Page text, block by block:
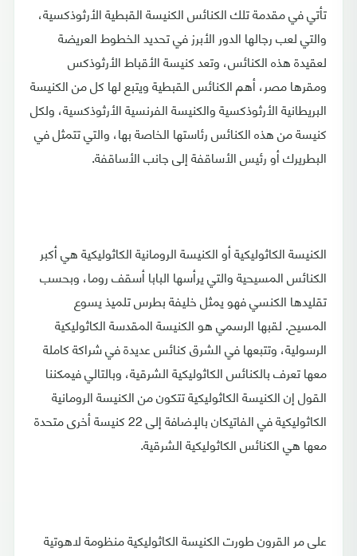
تأتي في مقدمة تلك الكنائس الكنيسة القبطية الأرثوذكسية،
والتي لعب رجالها الدور الأبرز في تحديد الخطوط العريضة
لعقيدة هذه الكنائس، وتعد كنيسة الأقباط الأرثوذكس
ومقرها مصر، أهم الكنائس القبطية ويتبع لها كل من الكنيسة
البريطانية الأرثوذكسية والكنيسة الفرنسية الأرثوذكسية، ولكل
كنيسة من هذه الكنائس رئاستها الخاصة بها، والتي تتمثل في
البطريرك أو رئيس الأساقفة إلى جانب الأساقفة.
الكنيسة الكاثوليكية أو الكنيسة الرومانية الكاثوليكية هي أكبر
الكنائس المسيحية والتي يرأسها البابا أسقف روما، وبحسب
تقليدها الكنسي فهو يمثل خليفة بطرس تلميذ يسوع
المسيح. لقبها الرسمي هو الكنيسة المقدسة الكاثوليكية
الرسولية، وتتبعها في الشرق كنائس عديدة في شراكة كاملة
معها تعرف بالكنائس الكاثوليكية الشرقية، وبالتالي فيمكننا
القول إن الكنيسة الكاثوليكية تتكون من الكنيسة الرومانية
الكاثوليكية في الفاتيكان بالإضافة إلى 22 كنيسة أخرى متحدة
معها هي الكنائس الكاثوليكية الشرقية.
على مر القرون طورت الكنيسة الكاثوليكية منظومة لاهوتية